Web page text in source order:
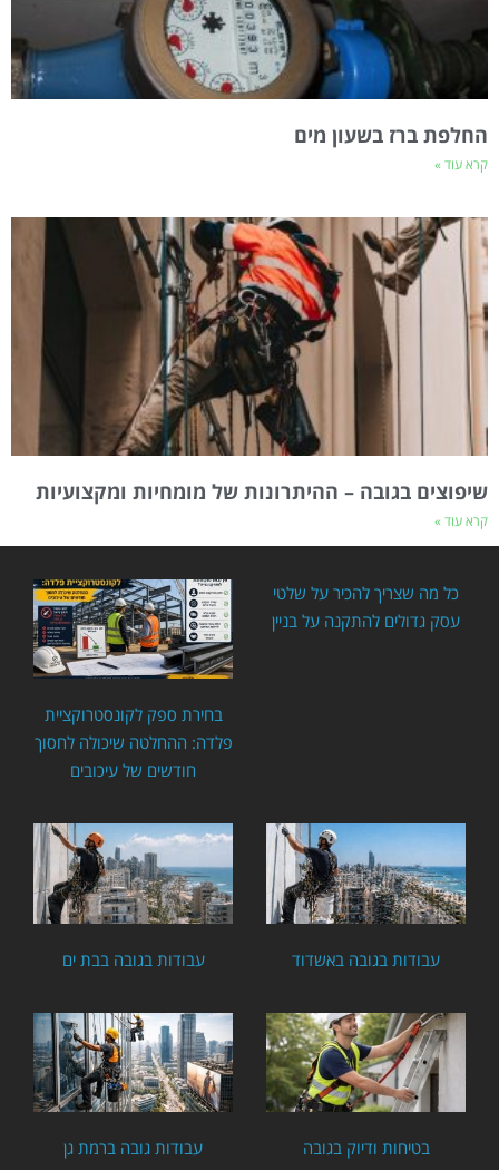
החלפת ברז בשעון מים
קרא עוד »
שיפוצים בגובה – ההיתרונות של מומחיות ומקצועיות
קרא עוד »
כל מה שצריך להכיר על שלטי
עסק גדולים להתקנה על בניין
בחירת ספק לקונסטרוקציית
פלדה: ההחלטה שיכולה לחסוך
חודשים של עיכובים
עבודות בגובה באשדוד עבודות בגובה בבת ים
בטיחות ודיוק בגובה עבודות גובה ברמת גן